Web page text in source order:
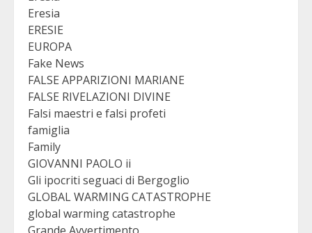
Eresia
ERESIE
EUROPA
Fake News
FALSE APPARIZIONI MARIANE
FALSE RIVELAZIONI DIVINE
Falsi maestri e falsi profeti
famiglia
Family
GIOVANNI PAOLO ii
Gli ipocriti seguaci di Bergoglio
GLOBAL WARMING CATASTROPHE
global warming catastrophe